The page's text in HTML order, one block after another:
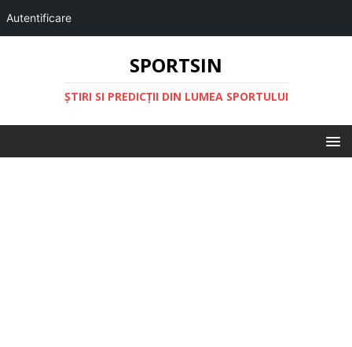
Autentificare
SPORTSIN
ŞTIRI SI PREDICŢII DIN LUMEA SPORTULUI